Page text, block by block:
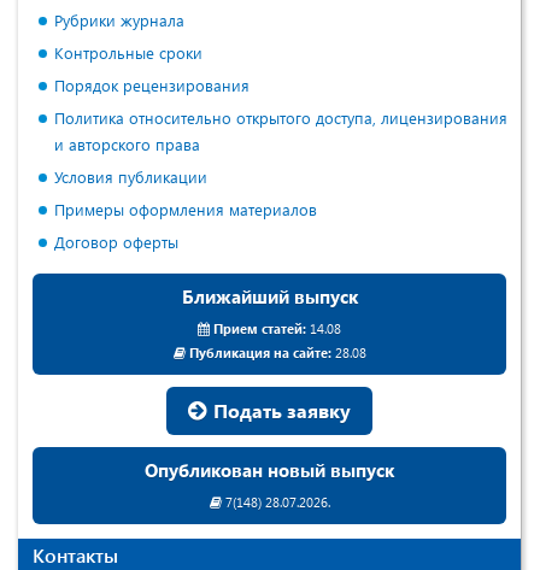
Рубрики журнала
Контрольные сроки
Порядок рецензирования
Политика относительно открытого доступа, лицензирования
и авторского права
Условия публикации
Примеры оформления материалов
Договор оферты
Ближайший выпуск
Прием статей: 14.08
Публикация на сайте:28.08
Подать заявку
Опубликован новый выпуск
7(148) 28.07.2026.
Контакты